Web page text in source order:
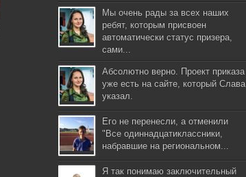
Мы очень рады за всех наших
ребят, которым присвоен
автоматически статус призера,
сами...
Абсолютно верно. Проект приказа
уже есть на сайте, который Слава
указал.
Его не перенесли, а отменили
"Все одиннадцатиклассники,
набравшие на региональном...
Я так понимаю заключительный